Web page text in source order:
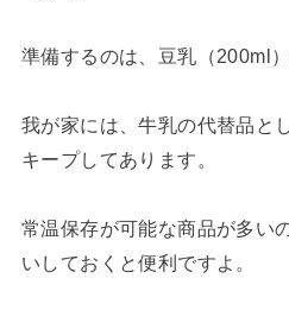
準備するのは、豆乳（200ml）
我が家には、牛乳の代替品と
キープしてあります。
常温保存が可能な商品が多い
いしておくと便利ですよ。